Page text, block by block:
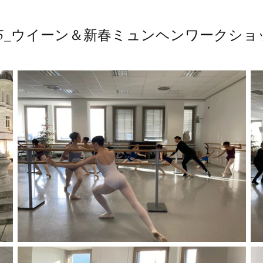
ウイーン＆新春ミュンヘンワークショ